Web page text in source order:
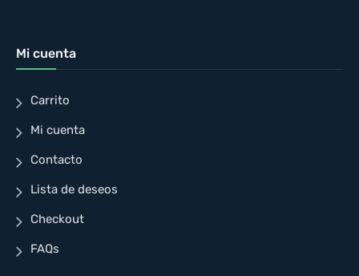
Mi cuenta
Carrito
Mi cuenta
Contacto
Lista de deseos
Checkout
FAQs